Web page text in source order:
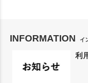
INFORMATION イ
利